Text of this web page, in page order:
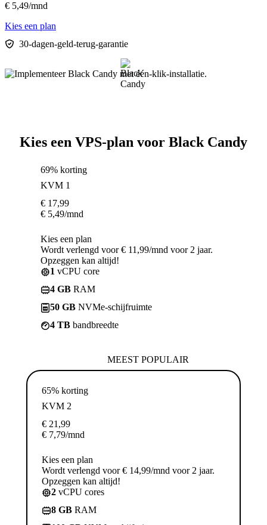
€ 5,49/mnd
Kies een plan
30-dagen-geld-terug-garantie
Kies een VPS-plan voor Black Candy
69% korting
KVM 1
€ 17,99
€ 5,49/mnd
Kies een plan
Wordt verlengd voor € 11,99/mnd voor 2 jaar.
Opzeggen kan altijd!
1 vCPU core
4 GB RAM
50 GB NVMe-schijfruimte
4 TB bandbreedte
MEEST POPULAIR
65% korting
KVM 2
€ 21,99
€ 7,79/mnd
Kies een plan
Wordt verlengd voor € 14,99/mnd voor 2 jaar.
Opzeggen kan altijd!
2 vCPU cores
8 GB RAM